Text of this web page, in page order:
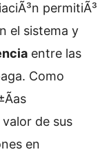
permitiÃ³
el sistema y
entre las
Como
de sus
en